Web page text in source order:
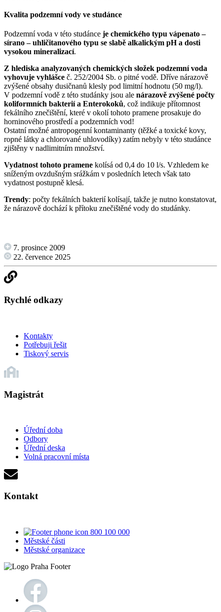
Kvalita podzemní vody ve studánce
Podzemní voda v této studánce je chemického typu vápenato –
sírano – uhličitanového typu se slabě alkalickým pH a dosti
vysokou mineralizací.
Z hlediska analyzovaných chemických složek podzemní voda
vyhovuje vyhlášce č. 252/2004 Sb. o pitné vodě. Dříve nárazově
zvýšené obsahy dusičnanů klesly pod limitní hodnotu (50 mg/l).
V podzemní vodě z této studánky jsou ale nárazově zvýšené počty
koliformních bakterií a Enterokoků, což indikuje přítomnost
fekálního znečištění, které v okolí tohoto pramene prosakuje do
horninového prostředí a podzemních vod!
Ostatní možné antropogenní kontaminanty (těžké a toxické kovy,
ropné látky a chlorované uhlovodíky) zatím nebyly v této studánce
zjištěny v nadlimitním množství.
Vydatnost tohoto pramene kolísá od 0,4 do 10 l/s. Vzhledem ke
sníženým ovzdušným srážkám v posledních letech však tato
vydatnost postupně klesá.
Trendy: počty fekálních bakterií kolísají, takže je nutno konstatovat,
že nárazově dochází k přítoku znečištěné vody do studánky.
7. prosince 2009
22. července 2025
Rychlé odkazy
Kontakty
Potřebuji řešit
Tiskový servis
Magistrát
Úřední doba
Odbory
Úřední deska
Volná pracovní místa
Kontakt
800 100 000
Městské části
Městské organizace